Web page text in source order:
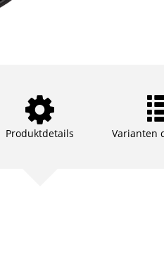
Produktdetails Varianten